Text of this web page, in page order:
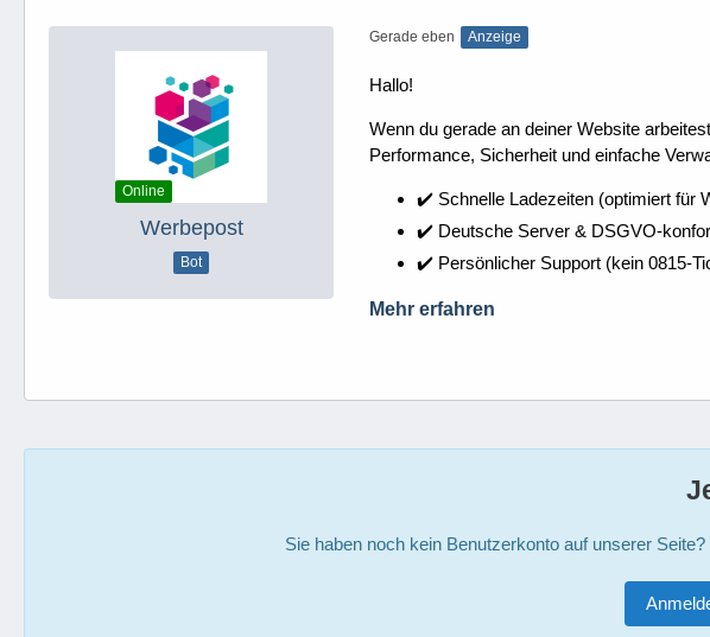
Online
Werbepost
Bot
Gerade eben Anzeige
Hallo!
Wenn du gerade an deiner Website
Performance, Sicherheit und einfache
✔️ Schnelle Ladezeiten (optimiert für
✔️ Deutsche Server & DSGVO-
✔️ Persönlicher Support (kein 0815-
Mehr erfahren
Sie haben noch kein Benutzerkonto auf unserer Seite?